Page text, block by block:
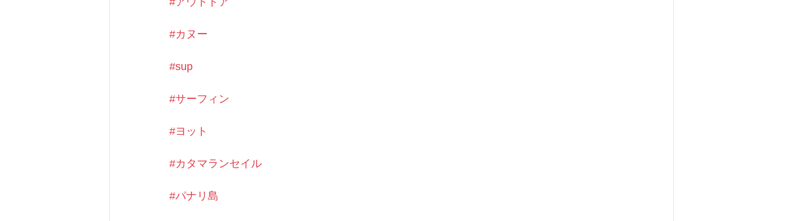
#カヌー
#sup
#サーフィン
#ヨット
#カタマランセイル
#パナリ島